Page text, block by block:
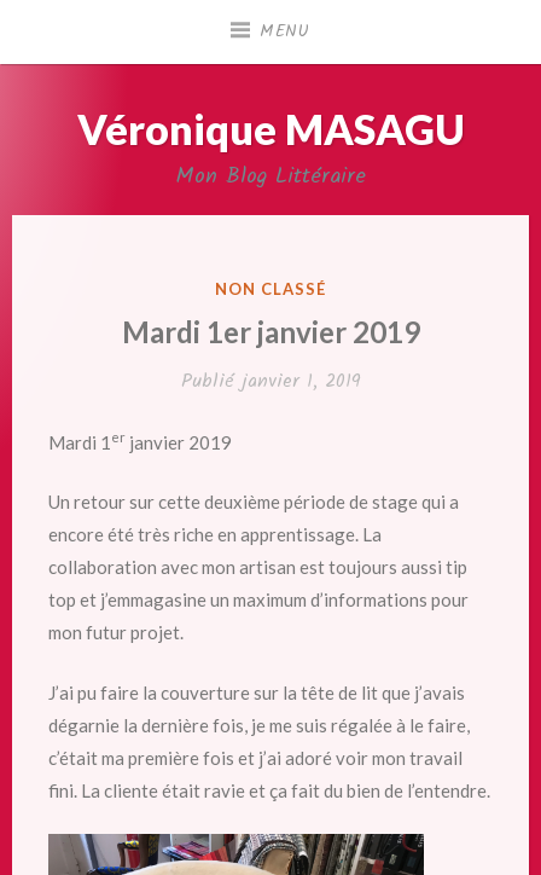
MENU
Véronique MASAGU
Mon Blog Littéraire
PUBLIÉ
NON CLASSÉ
Mardi 1er janvier 2019
Publiéjanvier 1, 2019
Mardi 1 er janvier 2019
Un retour sur cette deuxième période de stage qui a
encore été très riche en apprentissage. La
collaboration avec mon artisan est toujours aussi tip
top et j’emmagasine un maximum d’informations pour
mon futur projet.
J’ai pu faire la couverture sur la tête de lit que j’avais
dégarnie la dernière fois, je me suis régalée à le faire,
c’était ma première fois et j’ai adoré voir mon travail
fini. La cliente était ravie et ça fait du bien de l’entendre.